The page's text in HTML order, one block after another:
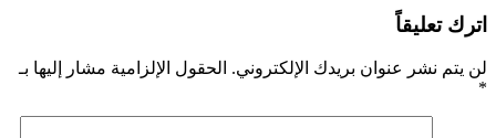
اترك تعليقاً
لن يتم نشر عنوان بريدك الإلكتروني. الحقول الإلزامية مشار إليها بـ
*